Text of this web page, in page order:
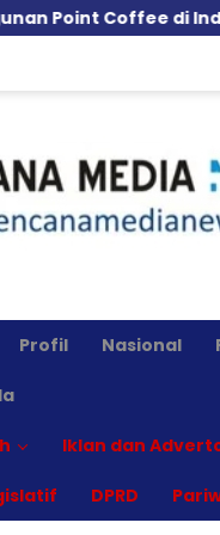
di Indomaret di
Profil Nasional
Iklan dan
DPRD